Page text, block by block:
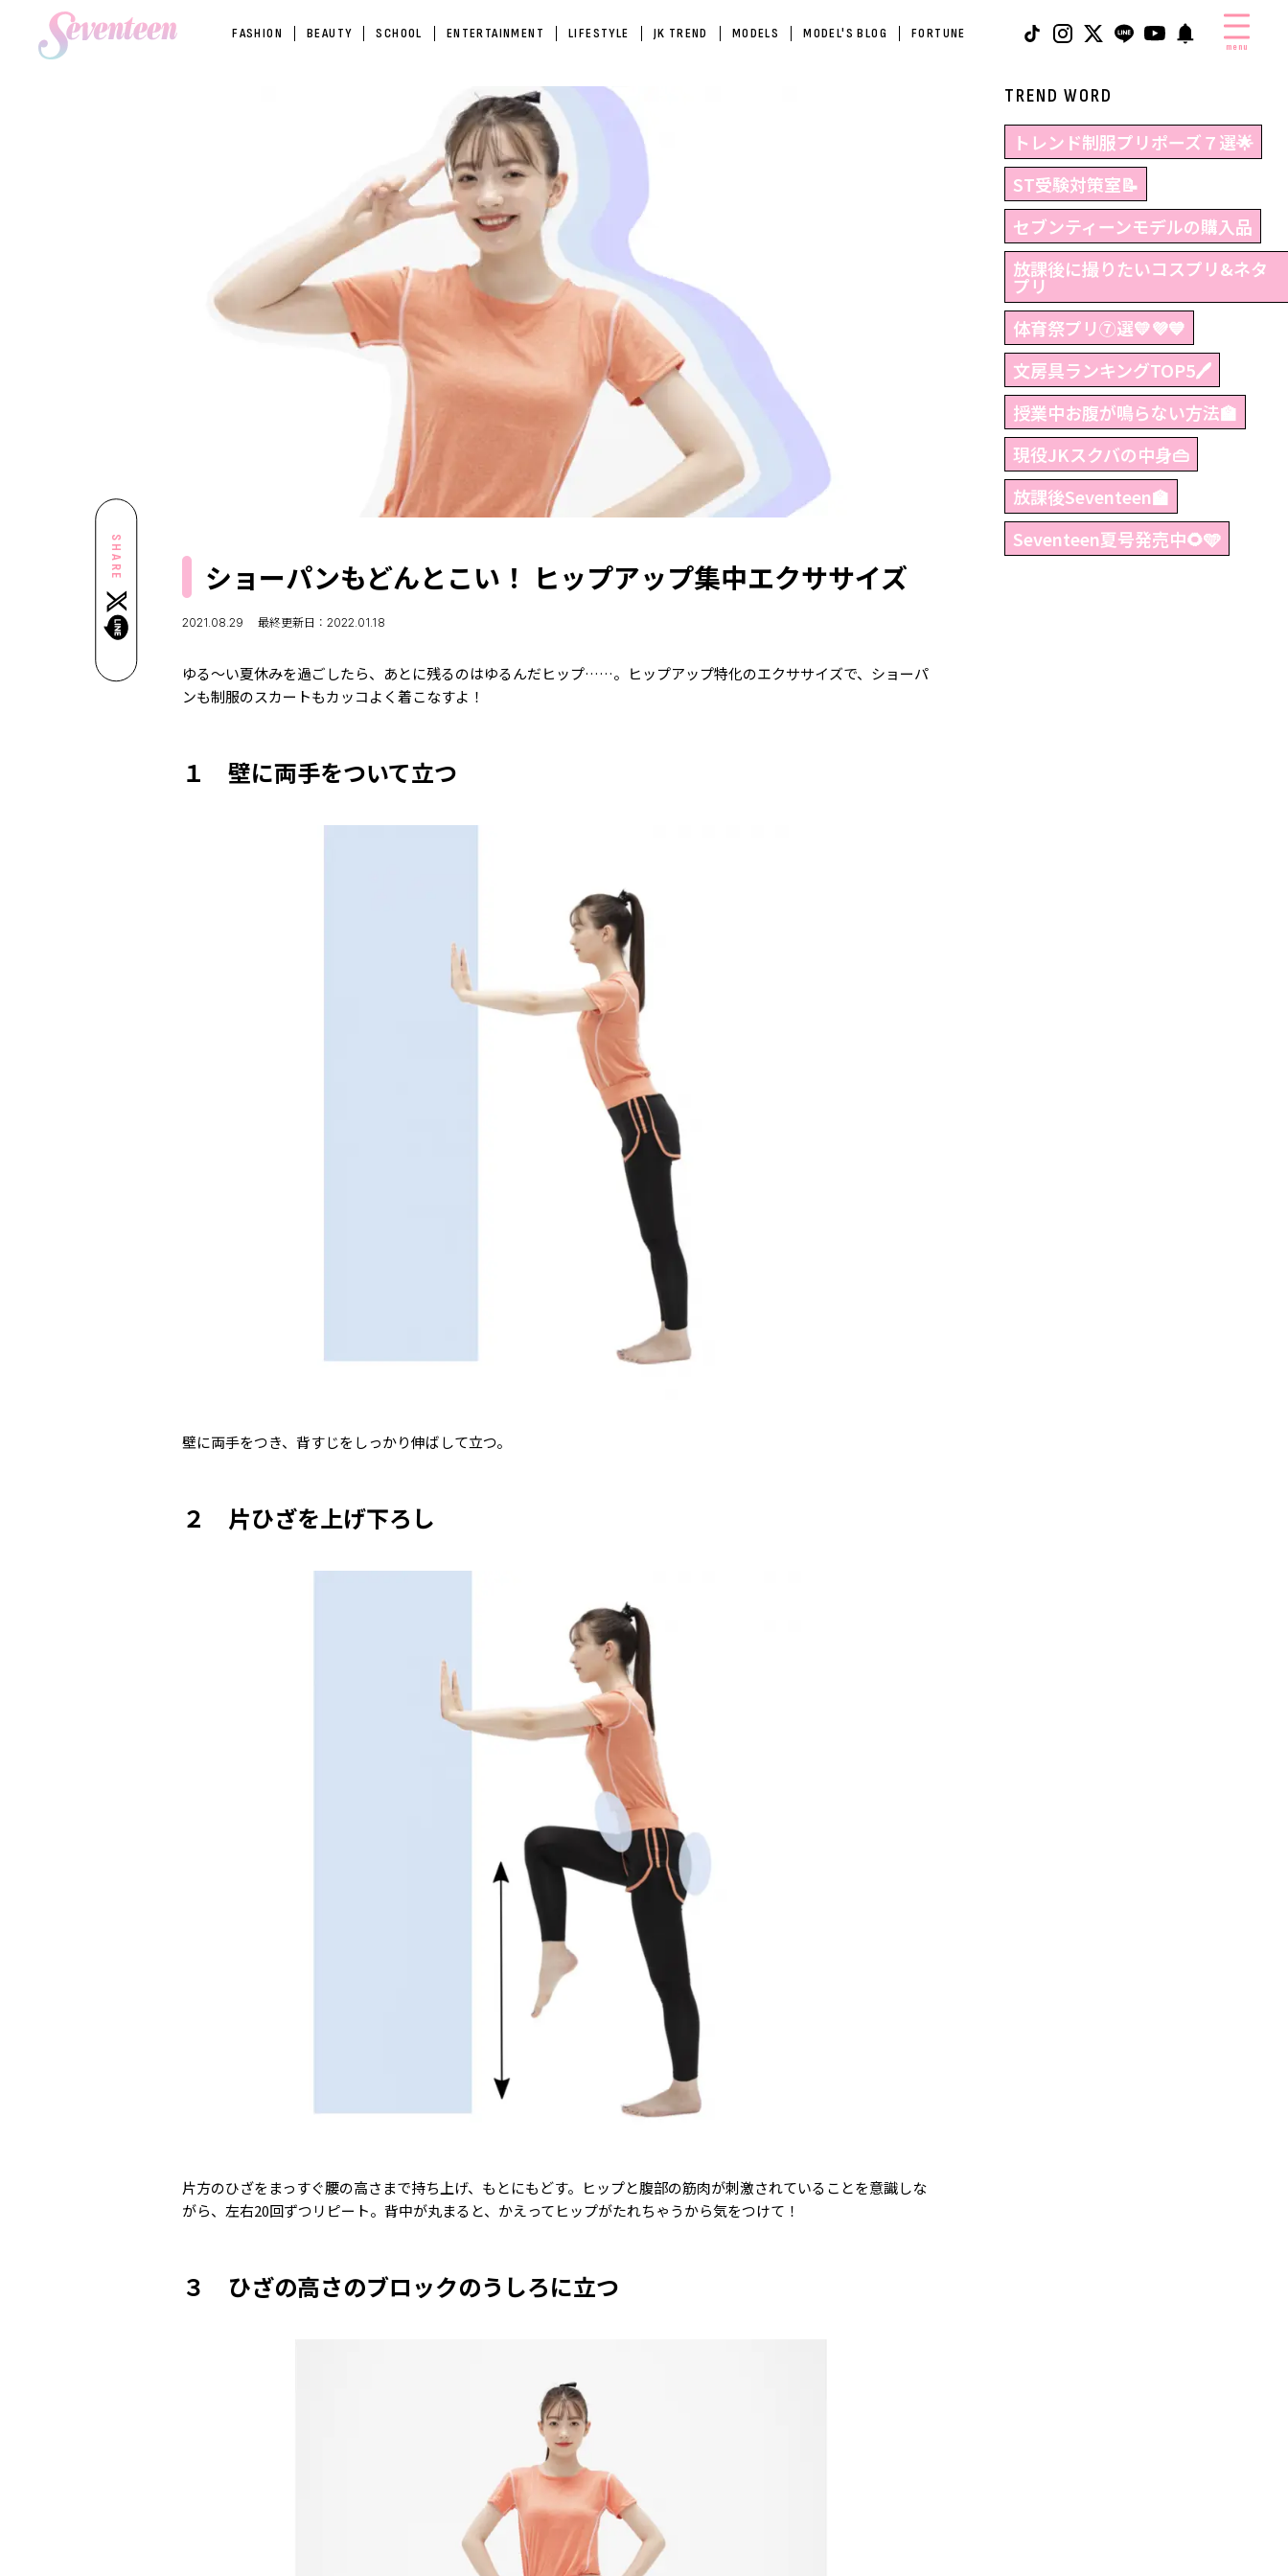
FASHION BEAUTY SCHOOL ENTERTAINMENT LIFESTYLE JK TREND MODELS MODEL'S BLOG FORTUNE
menu
SHARE ショーパンもどんとこい！ ヒップアップ集中エクササイズ
2021.08.29 最終更新日：2022.01.18
ゆる～い夏休みを過ごしたら、あとに残るのはゆるんだヒップ……。ヒップアップ特化のエクササイズで、ショーパ
ンも制服のスカートもカッコよく着こなすよ！
１ 壁に両手をついて立つ
壁に両手をつき、背すじをしっかり伸ばして立つ。
２ 片ひざを上げ下ろし
片方のひざをまっすぐ腰の高さまで持ち上げ、もとにもどす。ヒップと腹部の筋肉が刺激されていることを意識しな
がら、左右20回ずつリピート。背中が丸まると、かえってヒップがたれちゃうから気をつけて！
３ ひざの高さのブロックのうしろに立つ
TREND WORD
トレンド制服プリポーズ７選🌟
ST受験対策室📝
セブンティーンモデルの購入品
放課後に撮りたいコスプリ&ネタ
プリ
体育祭プリ⑦選💛💜💙
文房具ランキングTOP5🖊
授業中お腹が鳴らない方法🏫
現役JKスクバの中身👜
放課後Seventeen🏫
Seventeen夏号発売中🌻🩵